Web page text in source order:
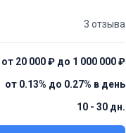
3 отзыва
от 20 000 ₽ до 1 000 000 ₽
от 0.13% до 0.27% в день
10 - 30 дн.